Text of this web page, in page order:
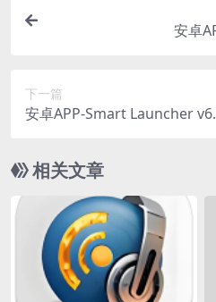
安卓
下一篇
安卓APP-Smart Launcher
相关文章